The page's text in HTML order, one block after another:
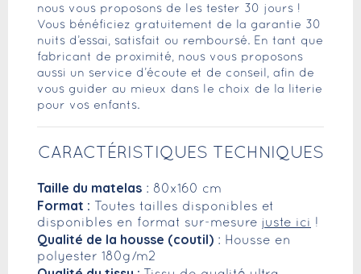
nous vous proposons de les tester 30 jours !
Vous bénéficiez gratuitement de la garantie 30
nuits d’essai, satisfait ou remboursé. En tant que
fabricant de proximité, nous vous proposons
aussi un service d’écoute et de conseil, afin de
vous guider au mieux dans le choix de la literie
pour vos enfants.
CARACTÉRISTIQUES TECHNIQUES
Taille du matelas : 80x160 cm
Format : Toutes tailles disponibles et
disponibles en format sur-mesure juste ici !
Qualité de la housse (coutil) : Housse en
polyester 180g/m2